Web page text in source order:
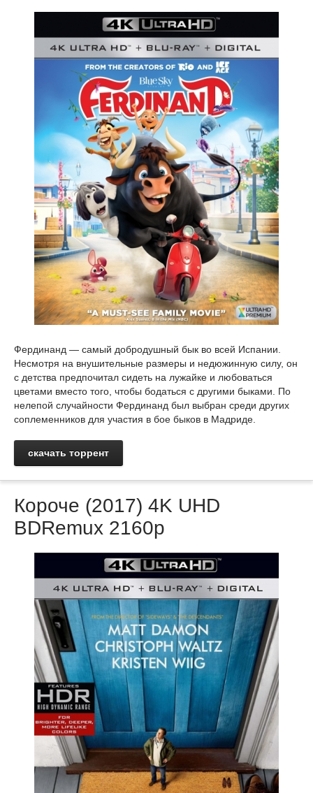
Фердинанд — самый добродушный бык во всей Испании.
Несмотря на внушительные размеры и недюжинную силу, он
с детства предпочитал сидеть на лужайке и любоваться
цветами вместо того, чтобы бодаться с другими быками. По
нелепой случайности Фердинанд был выбран среди других
соплеменников для участия в бое быков в Мадриде.
скачать торрент
Короче (2017) 4K UHD
BDRemux 2160p